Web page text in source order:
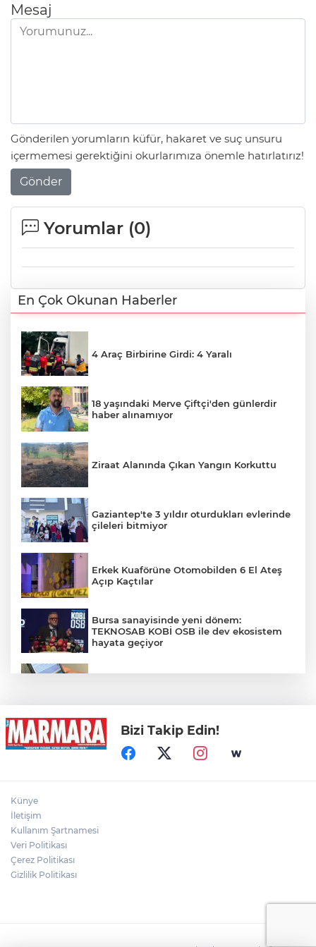
Mesaj
Gönderilen yorumların küfür, hakaret ve suç unsuru
içermemesi gerektiğini okurlarımıza önemle hatırlatırız!
Gönder
Yorumlar (0)
En Çok Okunan Haberler
4 Araç Birbirine Girdi: 4 Yaralı
18 yaşındaki Merve Çiftçi'den günlerdir
haber alınamıyor
Ziraat Alanında Çıkan Yangın Korkuttu
Gaziantep'te 3 yıldır oturdukları evlerinde
çileleri bitmiyor
Erkek Kuaförüne Otomobilden 6 El Ateş
Açıp Kaçtılar
Bursa sanayisinde yeni dönem:
TEKNOSAB KOBİ OSB ile dev ekosistem
hayata geçiyor
Antalya'da turistlere dadanan plaj faresi
suç makinesi çıktı
Bizi Takip Edin!
Künye
İletişim
Kullanım Şartnamesi
Veri Politikası
Çerez Politikası
Gizlilik Politikası